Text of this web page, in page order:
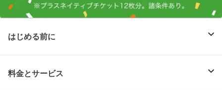
はじめる前に
料金とサービス